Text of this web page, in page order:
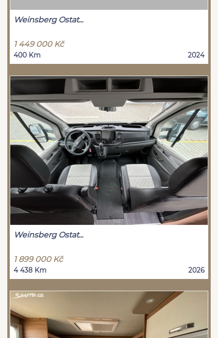
Weinsberg Ostat...
1 449 000 Kč
400 Km 2024
Weinsberg Ostat...
1 899 000 Kč
4 438 Km 2026